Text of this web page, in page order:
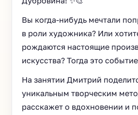
Вы когда-нибудь мечтали
в роли художника? Или
рождаются настоящие
искусства? Тогда это
На занятии Дмитрий
уникальным творческим
расскажет о вдохновении и